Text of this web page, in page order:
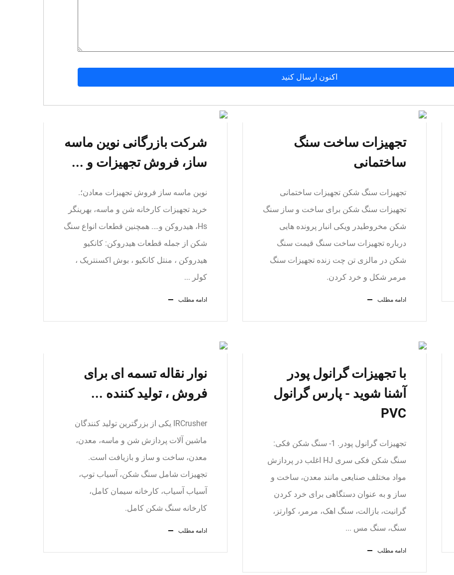
تجهیزات ساخت سنگ
ساختمانی
تجهیزات سنگ شکن تجهیزات ساختمانی
تجهیزات سنگ شکن برای ساخت و ساز سنگ
شکن مخروطیدر ویکی انبار پرونده هایی
درباره تجهیزات ساخت سنگ قیمت سنگ
شکن در مالزی تن چت زنده تجهیزات سنگ
مرمر شکل و خرد کردن.
ادامه مطلب
شرکت بازرگانی نوین ماسه
ساز، فروش تجهیزات و ...
نوین ماسه ساز فروش تجهیزات معادن؛.
خرید تجهیزات کارخانه شن و ماسه، بهرینگر
Hs، هیدروکن و…. همچنین قطعات انواع سنگ
شکن از جمله قطعات هیدروکن: کانکیو
هیدروکن ، منتل کانکیو ، بوش اکسنتریک ،
کولر ...
ادامه مطلب
با تجهیزات گرانول پودر
آشنا شوید - پارس گرانول
PVC
تجهیزات گرانول پودر. 1- سنگ شکن فکی:
سنگ شکن فکی سری HJ اغلب در پردازش
مواد مختلف صنایعی مانند معدن، ساخت و
ساز و به عنوان دستگاهی برای خرد کردن
گرانیت، بازالت، سنگ اهک، مرمر، کوارتز،
سنگ، سنگ مس ...
ادامه مطلب
نوار نقاله تسمه ای برای
فروش ، تولید کننده ...
IRCrusher یکی از بزرگترین تولید کنندگان
ماشین آلات پردازش شن و ماسه، معدن،
معدن، ساخت و ساز و بازیافت است.
تجهیزات شامل سنگ شکن، آسیاب توپ،
آسیاب آسیاب، کارخانه سیمان کامل،
کارخانه سنگ شکن کامل.
ادامه مطلب